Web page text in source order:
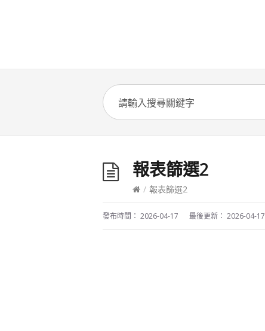
報表篩選2
/ 報表篩選2
發布時間： 2026-04-17 最後更新： 2026-04-17